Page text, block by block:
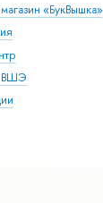
«БукВышка»
ВШЭ